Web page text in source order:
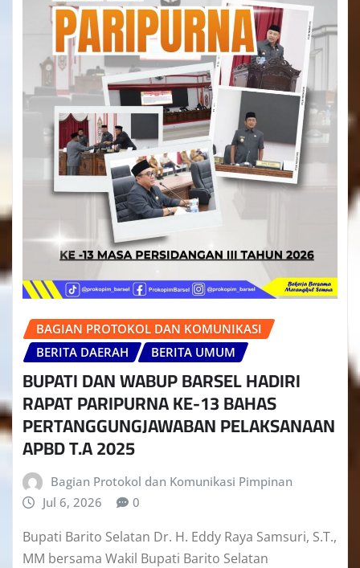
BAGIAN PROTOKOL DAN KOMUNIKASI
BERITA DAERAH
BERITA UMUM
BUPATI DAN WABUP BARSEL HADIRI
RAPAT PARIPURNA KE-13 BAHAS
PERTANGGUNGJAWABAN PELAKSANAAN
APBD T.A 2025
Bagian Protokol dan Komunikasi Pimpinan
Jul 6, 2026
0
Bupati Barito Selatan Dr. H. Eddy Raya Samsuri, S.T.,
MM bersama Wakil Bupati Barito Selatan